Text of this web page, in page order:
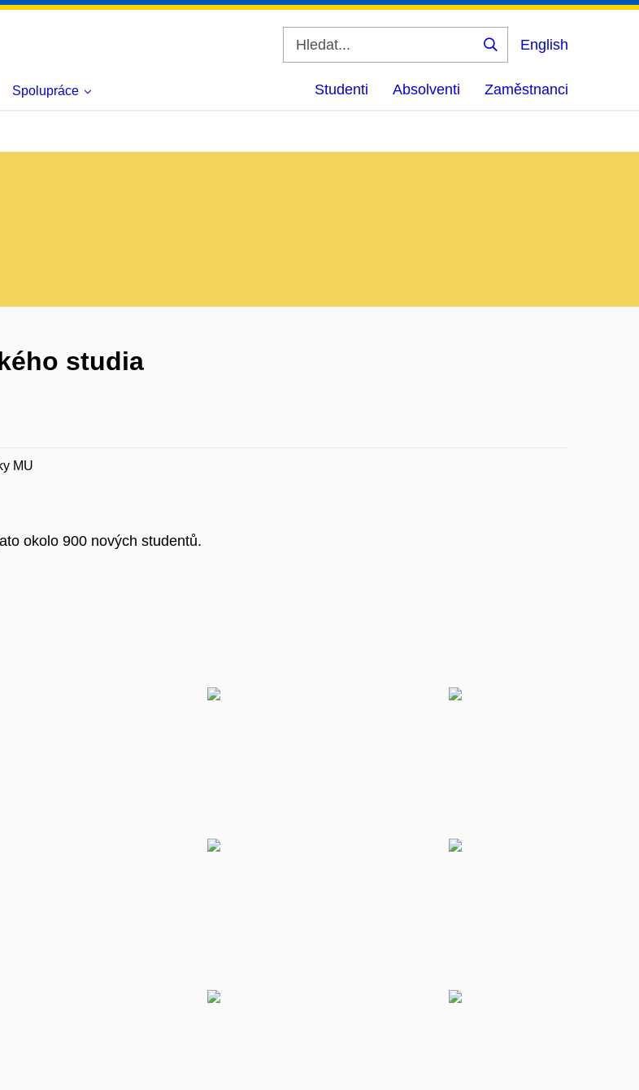
Vyhledat
English
Spolupráce Studenti Absolventi Zaměstnanci
studia
MU
okolo 900 nových studentů.